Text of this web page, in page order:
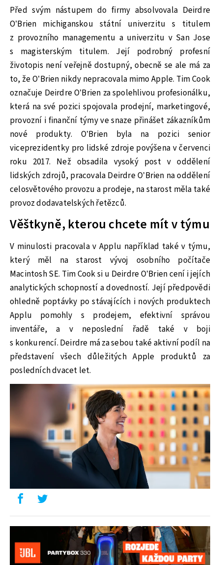
Před svým nástupem do firmy absolvovala Deirdre
O’Brien michiganskou státní univerzitu s titulem
z provozního managementu a univerzitu v San Jose
s magisterským titulem. Její podrobný profesní
životopis není veřejně dostupný, obecně se ale má za
to, že O’Brien nikdy nepracovala mimo Apple. Tim Cook
označuje Deirdre O’Brien za spolehlivou profesionálku,
která na své pozici spojovala prodejní, marketingové,
provozní i finanční týmy ve snaze přinášet zákazníkům
nové produkty. O’Brien byla na pozici senior
viceprezidentky pro lidské zdroje povýšena v červenci
roku 2017. Než obsadila vysoký post v oddělení
lidských zdrojů, pracovala Deirdre O’Brien na oddělení
celosvětového provozu a prodeje, na starost měla také
provoz dodavatelských řetězců.
Věštkyně, kterou chcete mít v týmu
V minulosti pracovala v Applu například také v týmu,
který měl na starost vývoj osobního počítače
Macintosh SE. Tim Cook si u Deirdre O’Brien cení i jejích
analytických schopností a dovedností. Její předpovědi
ohledně poptávky po stávajících i nových produktech
Applu pomohly s prodejem, efektivní správou
inventáře, a v neposlední řadě také v boji
s konkurencí. Deirdre má za sebou také aktivní podíl na
představení všech důležitých Apple produktů za
posledních dvacet let.